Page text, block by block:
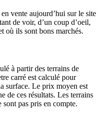
vente aujourd’hui sur le site
de voir, d’un coup d’oeil,
où ils sont bons marchés.
à partir des terrains de
carré est calculé pour
surface. Le prix moyen est
de ces résultats. Les terrains
pas pris en compte.